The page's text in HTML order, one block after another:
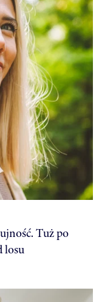
Tuż po
losu